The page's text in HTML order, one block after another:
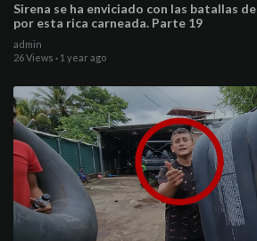
Sirena se ha enviciado con las batallas
por esta rica carneada. Parte 19
admin
26 Views · 1 year ago